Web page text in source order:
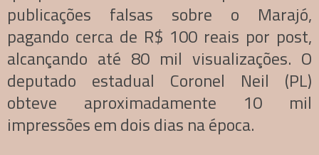
publicações falsas sobre o Marajó,
pagando cerca de R$ 100 reais por post,
alcançando até 80 mil visualizações. O
deputado estadual Coronel Neil (PL)
obteve aproximadamente 10 mil
impressões em dois dias na época.